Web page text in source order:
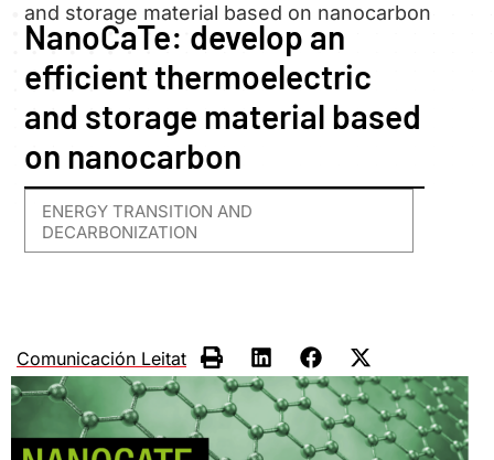
and storage material based on nanocarbon
NanoCaTe: develop an
efficient thermoelectric
and storage material based
on nanocarbon
ENERGY TRANSITION AND
DECARBONIZATION
Comunicación Leitat